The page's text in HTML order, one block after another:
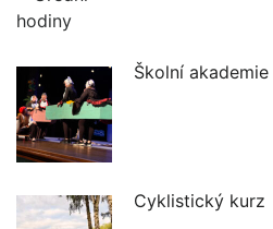
Školní akademie
Cyklistický kurz